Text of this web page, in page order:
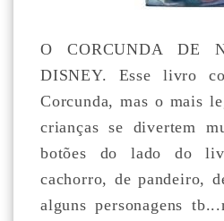
O CORCUNDA DE
DISNEY. Esse livro
Corcunda, mas o mais
crianças se divertem
botões do lado do
cachorro, de pandeiro,
alguns personagens